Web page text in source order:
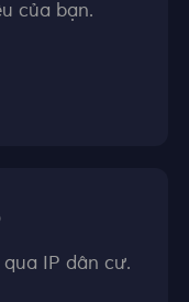
của bạn.
IP dân cư.